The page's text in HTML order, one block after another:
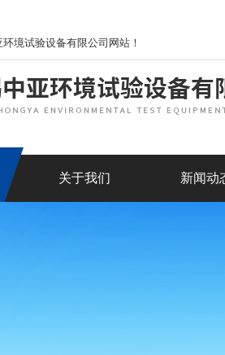
境试验设备有限公司网站！
关于我们 新闻动